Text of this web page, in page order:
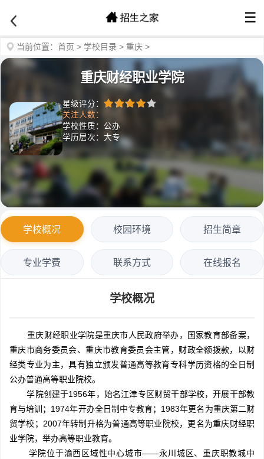
☰
当前位置： 首页 > 学校目录 > 重庆 >
重庆财经职业学院
星级评分：
关注人数：
学校性质：公办
学历层次：大专
学校概况 校园环境 招生简章
专业学费 联系方式 在线报名
学校概况
重庆财经职业学院是重庆市人民政府举办，国家教育部备案，
重庆市商务委员会、重庆市教育委员会主管，财政全额拨款，以财
经类专业为主，具有独立颁发普通高等教育专科学历资格的全日制
公办普通高等职业院校。
学院创建于1956年，始名江津专区财贸干部学校，开展干部教
育与培训；1974年开办全日制中专教育；1983年更名为重庆第二财
贸学校；2007年转制升格为普通高等职业院校，更名为重庆财经职
业学院，举办高等职业教育。
学院位于渝西区域性中心城市——永川城区、重庆职教城中